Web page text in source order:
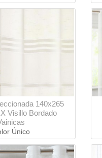
140x265
Visillo Bordado
Único